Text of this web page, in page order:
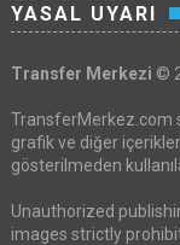
YASAL UYARI
Transfer Merkezi ©
TransferMerkez.com
grafik ve diğer
gösterilmeden
Unauthorized
images strictly